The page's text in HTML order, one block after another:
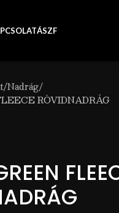
ÁSZF
Nadrág
RÖVIDNADRÁG